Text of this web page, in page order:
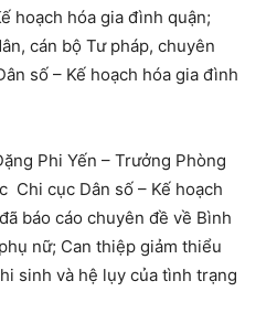
hoạch hóa gia đình quận;
cán bộ Tư pháp, chuyên
số – Kế hoạch hóa gia đình
Phi Yến – Trưởng Phòng
Chi cục Dân số – Kế hoạch
báo cáo chuyên đề về Bình
nữ; Can thiệp giảm thiểu
sinh và hệ lụy của tình trạng